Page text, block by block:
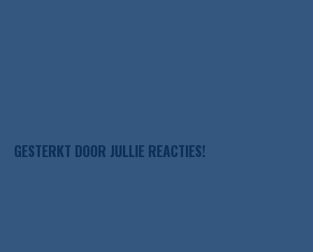
GESTERKT DOOR JULLIE REACTIES!